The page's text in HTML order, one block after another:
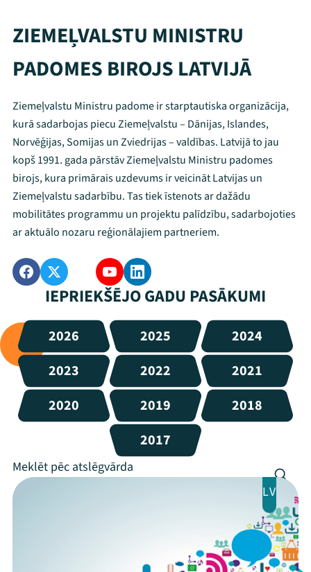
ZIEMEĻVALSTU MINISTRU
PADOMES BIROJS LATVIJĀ
Ziemeļvalstu Ministru padome ir starptautiska organizācija,
kurā sadarbojas piecu Ziemeļvalstu – Dānijas, Islandes,
Norvēģijas, Somijas un Zviedrijas – valdības. Latvijā to jau
kopš 1991. gada pārstāv Ziemeļvalstu Ministru padomes
birojs, kura primārais uzdevums ir veicināt Latvijas un
Ziemeļvalstu sadarbību. Tas tiek īstenots ar dažādu
mobilitātes programmu un projektu palīdzību, sadarbojoties
ar aktuālo nozaru reģionālajiem partneriem.
IEPRIEKŠĒJO GADU PASĀKUMI
2026 2025
2024
2023
2022
2021
2020
2019
2018
2017
LV